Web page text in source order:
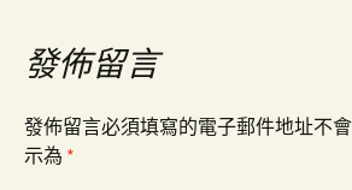
覽發佈留言
發佈留言必須填寫的電子郵件地址不會
示為 *